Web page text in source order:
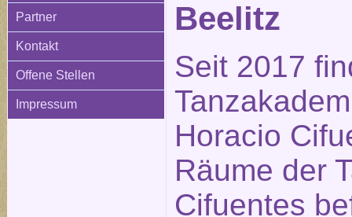
Partner
Kontakt
Offene Stellen
Impressum
Beelitz
Seit 2017
Horacio
Räume der
Cifuentes